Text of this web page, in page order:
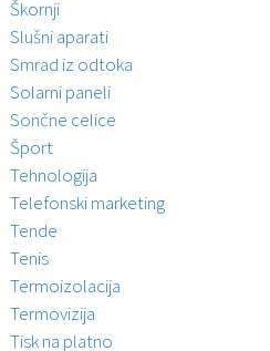
Škornji
Slušni aparati
Smrad iz odtoka
Solarni paneli
Sončne celice
Šport
Tehnologija
Telefonski marketing
Tende
Tenis
Termoizolacija
Termovizija
Tisk na platno